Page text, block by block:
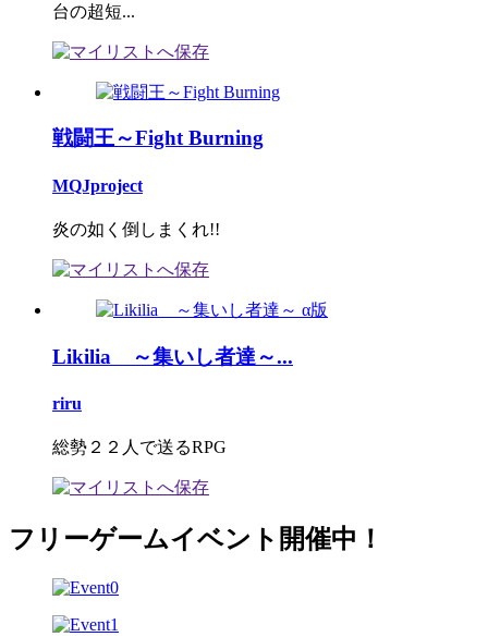
台の超短...
戦闘王～Fight Burning
MQJproject
炎の如く倒しまくれ!!
Likilia ～集いし者達～...
riru
総勢２２人で送るRPG
フリーゲームイベント開催中！